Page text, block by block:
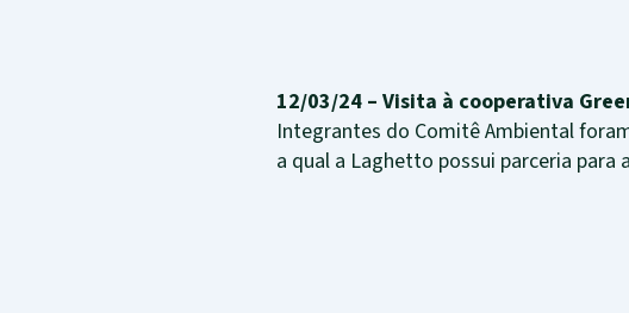
12/03/24 – Visita à cooperativa
Integrantes do Comitê Ambiental
a qual a Laghetto possui parceria